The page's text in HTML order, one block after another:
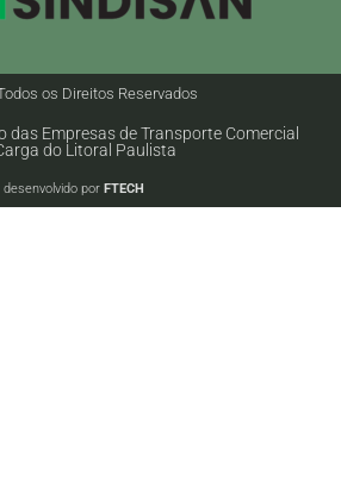
os Direitos Reservados
das Empresas de Transporte Comercial
do Litoral Paulista
desenvolvido por FTECH